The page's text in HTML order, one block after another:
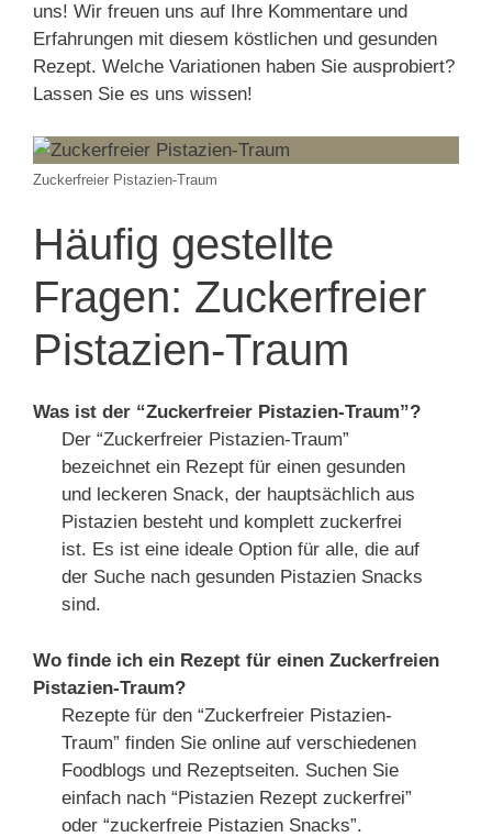
uns! Wir freuen uns auf Ihre Kommentare und
Erfahrungen mit diesem köstlichen und gesunden
Rezept. Welche Variationen haben Sie ausprobiert?
Lassen Sie es uns wissen!
Zuckerfreier Pistazien-Traum
Häufig gestellte
Fragen: Zuckerfreier
Pistazien-Traum
Was ist der “Zuckerfreier Pistazien-Traum”?
Der “Zuckerfreier Pistazien-Traum”
bezeichnet ein Rezept für einen gesunden
und leckeren Snack, der hauptsächlich aus
Pistazien besteht und komplett zuckerfrei
ist. Es ist eine ideale Option für alle, die auf
der Suche nach gesunden Pistazien Snacks
sind.
Wo finde ich ein Rezept für einen Zuckerfreien
Pistazien-Traum?
Rezepte für den “Zuckerfreier Pistazien-
Traum” finden Sie online auf verschiedenen
Foodblogs und Rezeptseiten. Suchen Sie
einfach nach “Pistazien Rezept zuckerfrei”
oder “zuckerfreie Pistazien Snacks”.